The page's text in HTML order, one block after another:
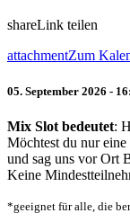
shareLink teilen
attachmentZum
05. September 2026 -
Mix Slot bedeutet:
Möchtest du nur
und sag uns vor Ort
Keine
*geeignet für alle, die